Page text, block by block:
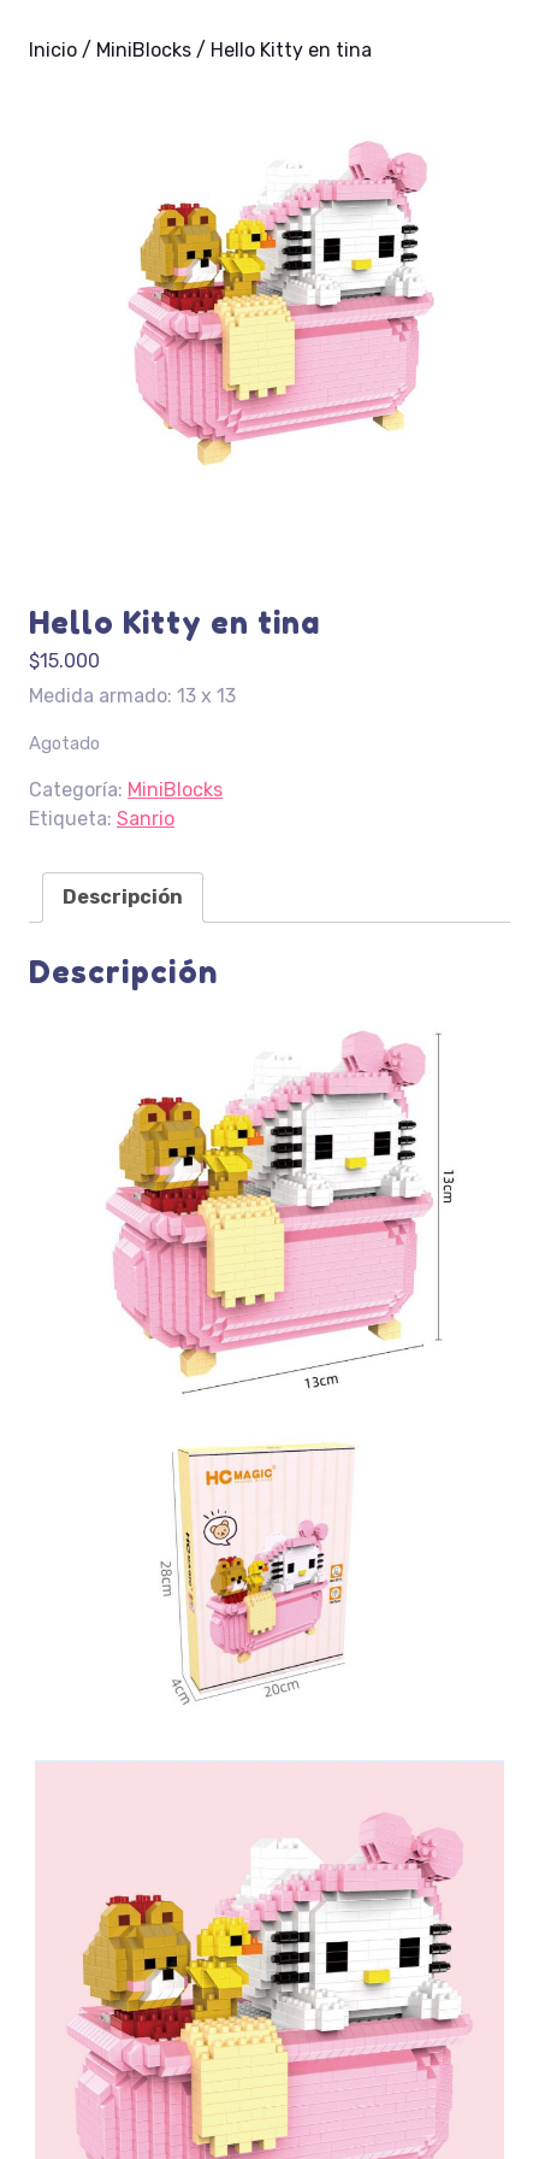
Inicio / MiniBlocks / Hello Kitty en tina
Hello Kitty en tina
$15.000
Medida armado: 13 x 13
Agotado
Categoría: MiniBlocks
Etiqueta: Sanrio
Descripción
Descripción